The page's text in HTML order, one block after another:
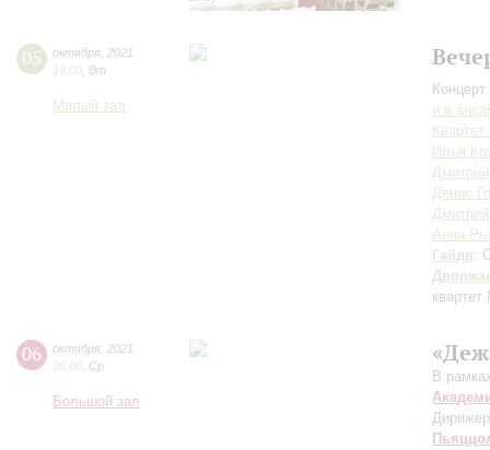
05 октября 2021
19:00 Вт
Малый зал
и в
Илья
Денис
Анна
Гайдн:
06 октября 2021
20:00 Ср
Большой зал
В